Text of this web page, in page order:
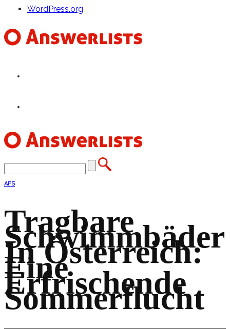
WordPress.org
AFS
Tragbare
Schwimmbäder
In Österreich:
Eine
Erfrischende
Sommerflucht